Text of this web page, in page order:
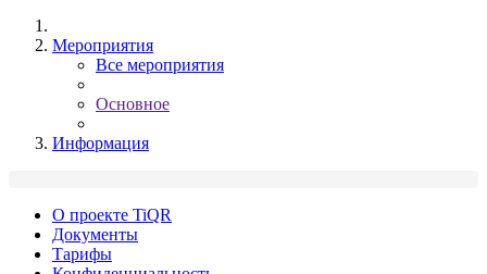
Мероприятия
Все мероприятия
Основное
Информация
О проекте TiQR
Документы
Тарифы